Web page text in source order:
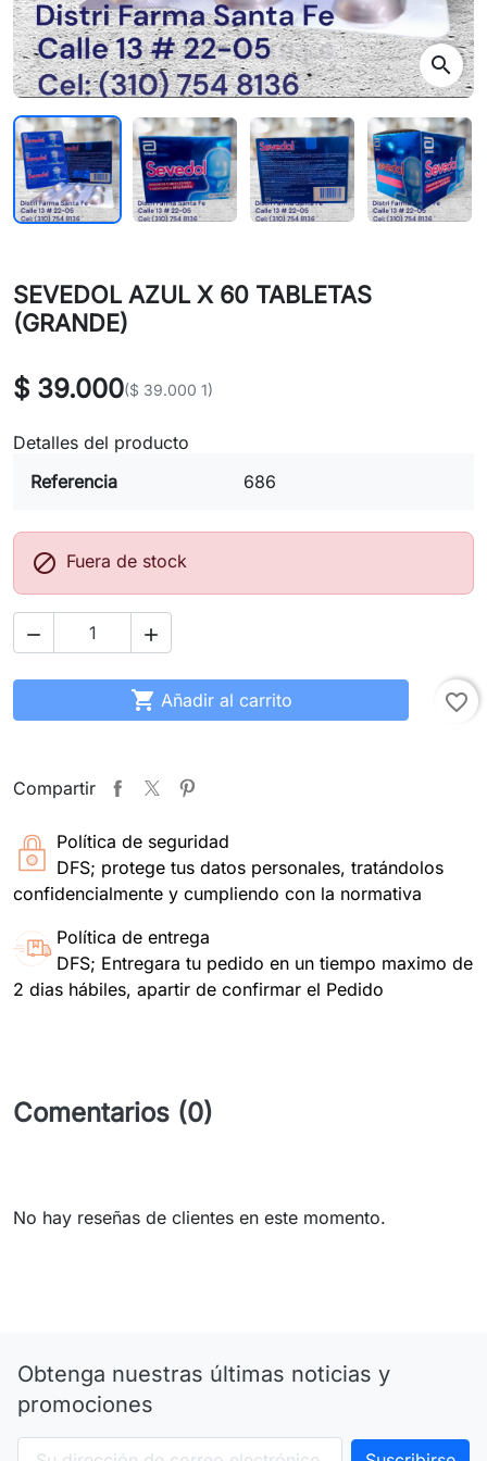
search
SEVEDOL AZUL X 60 TABLETAS
(GRANDE)
$ 39.000($ 39.000 1)
Detalles del producto
Referencia
686
 Fuera de stock
 
 Añadir al carrito favorite_border
Compartir
Política de seguridad
DFS; protege tus datos personales, tratándolos
confidencialmente y cumpliendo con la normativa
Política de entrega
DFS; Entregara tu pedido en un tiempo maximo de
2 dias hábiles, apartir de confirmar el Pedido
Comentarios (0)
No hay reseñas de clientes en este momento.
Obtenga nuestras últimas noticias y
promociones